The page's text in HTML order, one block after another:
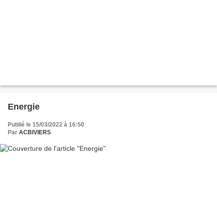
Energie
Publié le 15/03/2022 à 16:50
Par ACBIVIERS